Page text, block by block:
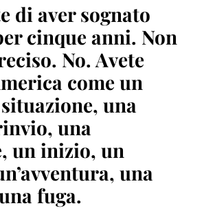
di aver sognato
cinque anni. Non
No. Avete
come un
una
una
un inizio, un
una
fuga.